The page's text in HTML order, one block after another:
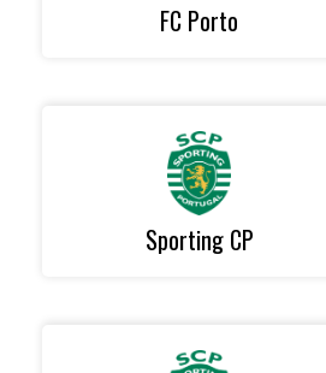
FC Porto
Sporting CP